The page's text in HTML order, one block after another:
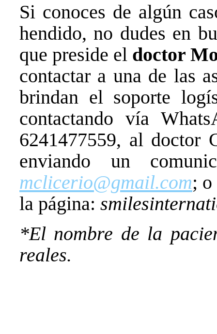
Si conoces de algún
hendido, no dudes en
que preside el doctor
contactar a una de las
brindan el soporte
contactando vía
6241477559, al doctor
enviando un
mclicerio@gmail.com;
la página:
*El nombre de la
reales.